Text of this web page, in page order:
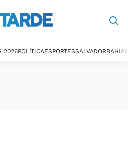
2026POLÍTICAESPORTESSALVADORBAHIA